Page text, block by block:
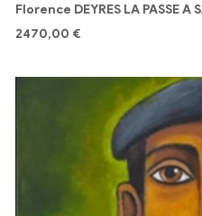
Florence DEYRES LA PASSE A
2470,00 €